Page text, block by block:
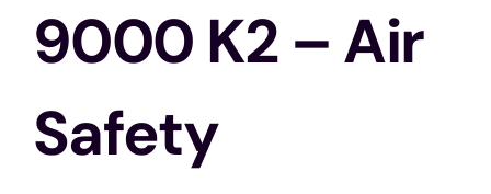
Altura
Óculos
9000 K2 – Air
Safety